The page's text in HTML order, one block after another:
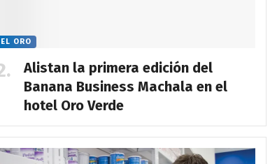
EL ORO
Alistan la primera edición del
Banana Business Machala en el
hotel Oro Verde